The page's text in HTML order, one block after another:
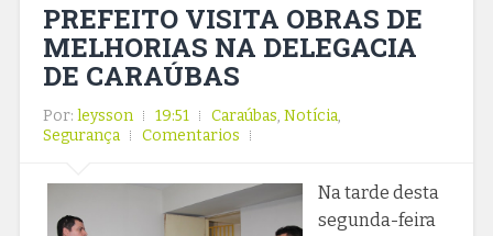
PREFEITO VISITA OBRAS DE
MELHORIAS NA DELEGACIA
DE CARAÚBAS
Por: leysson 19:51 Caraúbas, Notícia,
Segurança
Comentarios
Na tarde desta
segunda-feira